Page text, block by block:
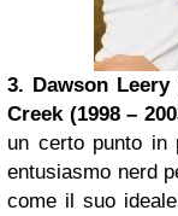
3. Dawson
Creek(1998 –
un certo punto
entusiasmo nerd
come il suo